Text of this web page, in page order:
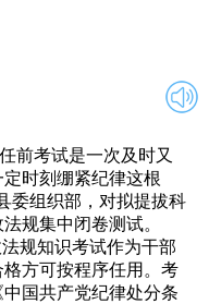
26日
考试是一次及时又
时刻绷紧纪律这根
委组织部，对拟提拔科
规集中闭卷测试。
规知识考试作为干部
方可按程序任用。考
国共产党纪律处分条